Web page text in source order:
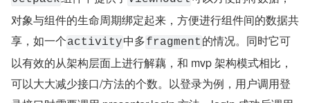
对象与组件的生命周期绑定起来，方便进行组件间的数据共
享，如一个activity中多fragment 的情况。同时它可
以有效的从架构层面上进行解藕，和 mvp 架构模式相比，
可以大大减少接口/方法的个数。以登录为例，用户调用登